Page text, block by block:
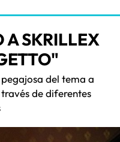
SKRILLEX
del tema a
de diferentes